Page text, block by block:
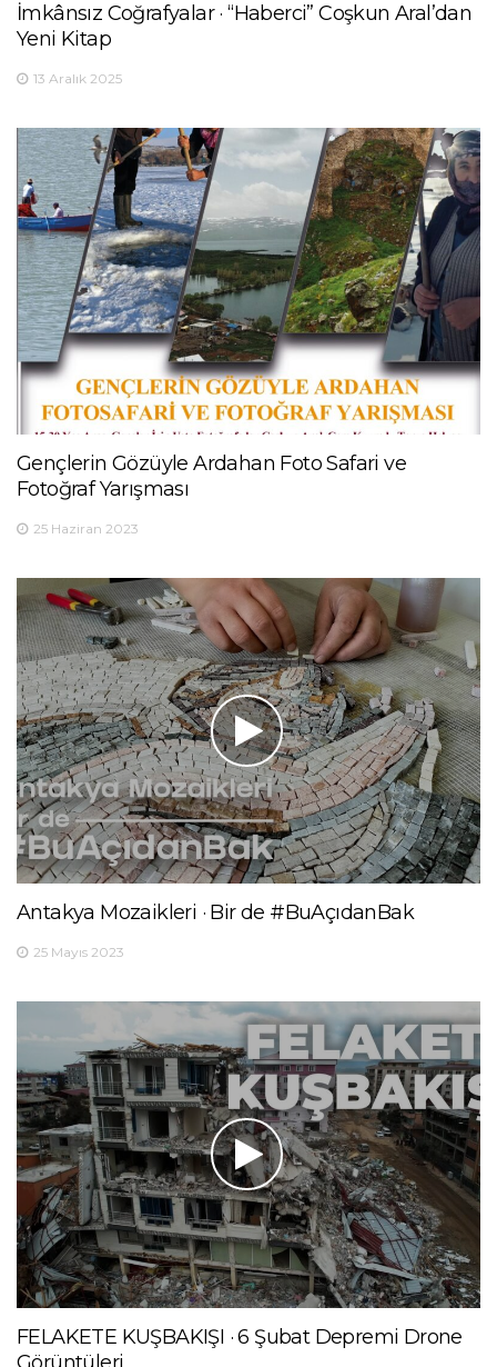
İmkânsız Coğrafyalar · “Haberci” Coşkun Aral’dan
Yeni Kitap
13 Aralık 2025
Gençlerin Gözüyle Ardahan Foto Safari ve
Fotoğraf Yarışması
25 Haziran 2023
Antakya Mozaikleri · Bir de #BuAçıdanBak
25 Mayıs 2023
FELAKETE KUŞBAKIŞI · 6 Şubat Depremi Drone
Görüntüleri